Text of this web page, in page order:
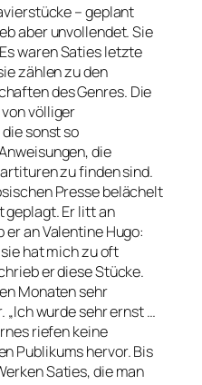
– geplant
aber unvollendet. Sie
waren Saties letzte
zählen zu den
des Genres. Die
völliger
sonst so
die
zu finden sind.
Presse belächelt
geplagt. Er litt an
er an Valentine Hugo:
hat mich zu oft
er diese Stücke.
Monaten sehr
„Ich wurde sehr ernst …
riefen keine
Publikums hervor. Bis
Saties, die man